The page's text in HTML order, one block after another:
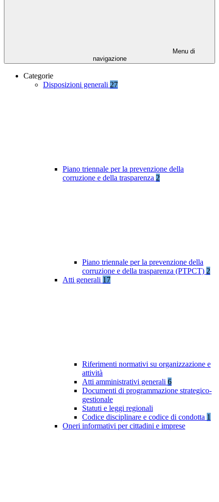
Menu di
navigazione
Categorie
Disposizioni generali 27
Piano triennale per la prevenzione della
corruzione e della trasparenza 2
Piano triennale per la prevenzione della
corruzione e della trasparenza (PTPCT) 2
Atti generali 17
Riferimenti normativi su organizzazione e
attività
Atti amministrativi generali 6
Documenti di programmazione strategico-
gestionale
Statuti e leggi regionali
Codice disciplinare e codice di condotta 1
Oneri informativi per cittadini e imprese